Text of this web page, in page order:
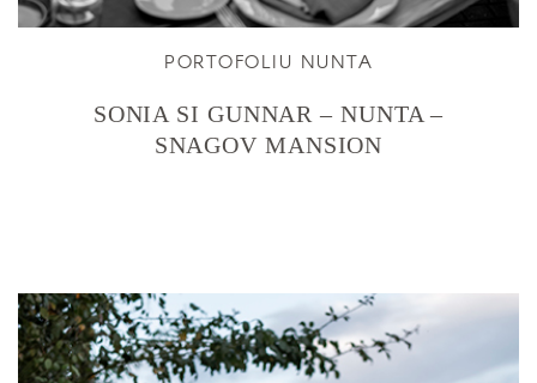
PORTOFOLIU NUNTA
SONIA SI GUNNAR – NUNTA –
SNAGOV MANSION